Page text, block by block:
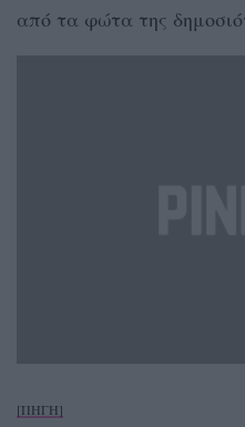
από τα φώτα της
[ΠΗΓΗ]